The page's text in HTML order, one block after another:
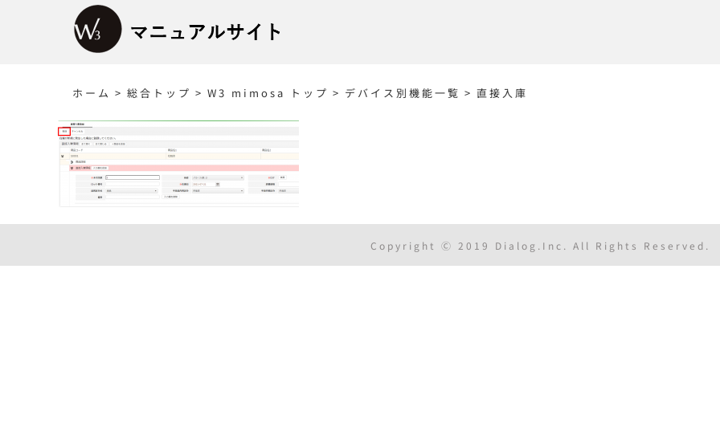
ホーム > 総合トップ > W3 mimosa トップ > デバイス別機能一覧 > 直接入庫
Copyright Ⓒ 2019 Dialog.Inc. All Rights Reserved.